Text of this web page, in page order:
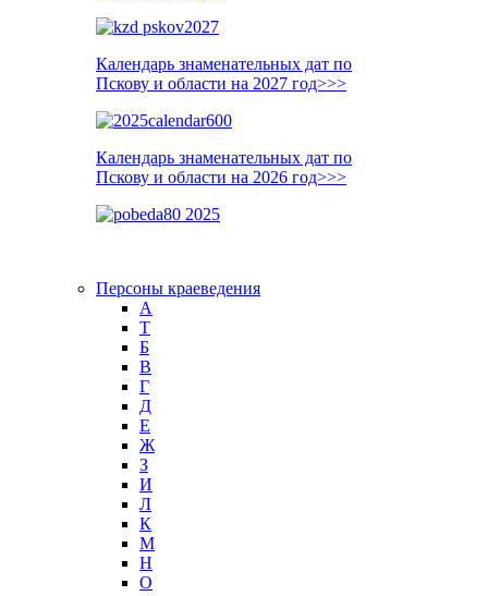
Календарь знаменательных дат по
Пскову и области на 2027 год>>>
Календарь знаменательных дат по
Пскову и области на 2026 год>>>
Персоны краеведения
А
T
Б
В
Г
Д
Е
Ж
З
И
Л
К
М
Н
О